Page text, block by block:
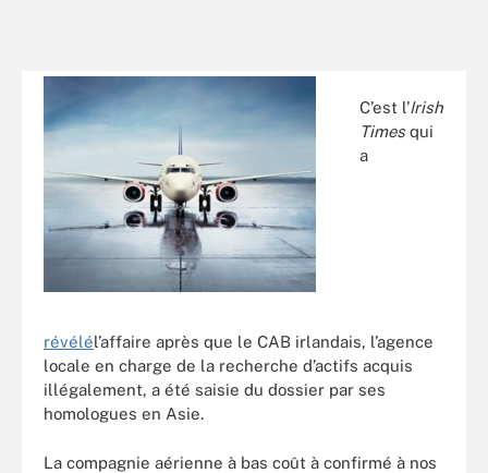
C’est l’Irish
Timesqui
a
révélél’affaire après que le CAB irlandais, l’agence
locale en charge de la recherche d’actifs acquis
illégalement, a été saisie du dossier par ses
homologues en Asie.
La compagnie aérienne à bas coût à confirmé à nos